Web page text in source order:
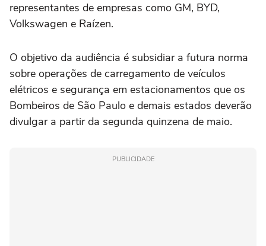
representantes de empresas como GM, BYD,
Volkswagen e Raízen.
O objetivo da audiência é subsidiar a futura norma
sobre operações de carregamento de veículos
elétricos e segurança em estacionamentos que os
Bombeiros de São Paulo e demais estados deverão
divulgar a partir da segunda quinzena de maio.
PUBLICIDADE